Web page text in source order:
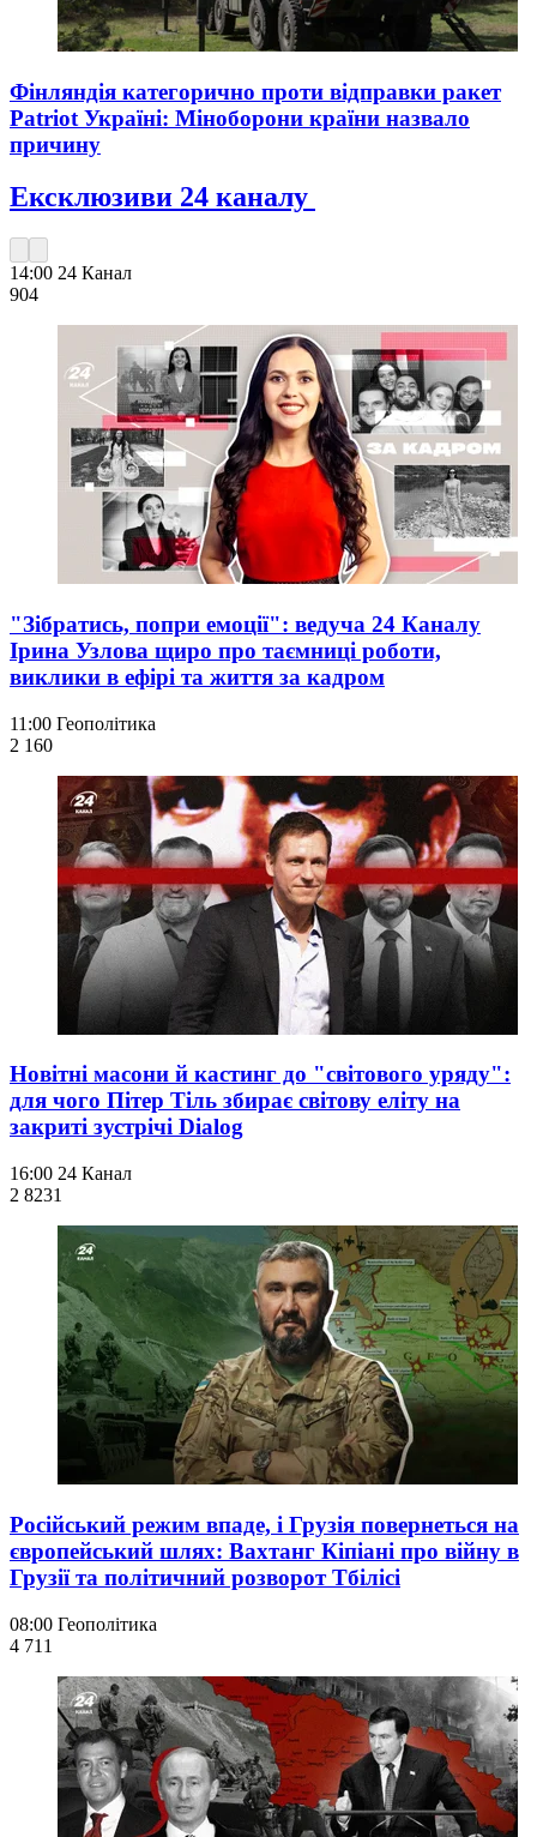
Фінляндія категорично проти відправки ракет
Patriot Україні: Міноборони країни назвало
причину
Ексклюзиви 24 каналу
14:00 24 Канал
904
"Зібратись, попри емоції": ведуча 24 Каналу
Ірина Узлова щиро про таємниці роботи,
виклики в ефірі та життя за кадром
11:00 Геополітика
2 160
Новітні масони й кастинг до "світового уряду":
для чого Пітер Тіль збирає світову еліту на
закриті зустрічі Dialog
16:00 24 Канал
2 8231
Російський режим впаде, і Грузія повернеться на
європейський шлях: Вахтанг Кіпіані про війну в
Грузії та політичний розворот Тбілісі
08:00 Геополітика
4 711